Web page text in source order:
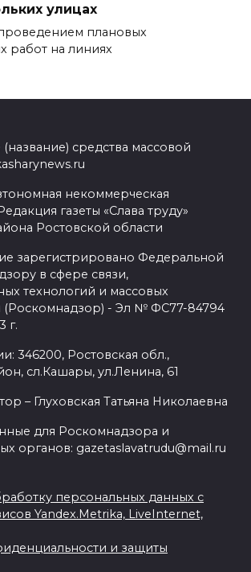
улицах
плановых
работ на линиях
средства массовой
некоммерческая
газеты «Слава труду»
Ростовской области
зарегистрировано Федеральной
в сфере связи,
технологий и массовых
(Роскомнадзор) - Эл № ФС77-84794
г.
346200, Ростовская обл.,
сл.Кашары, ул.Ленина, 61
– Глуховская Татьяна Николаевна
для Роскомнадзора и
органов: gazetaslavatrudu@mail.ru
персональных данных с
Yandex.Metrika, LiveInternet,
и защиты